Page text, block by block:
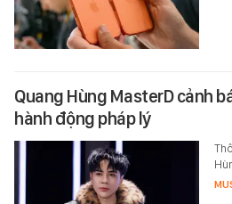
Quang Hùng MasterD cảnh
hành động pháp lý